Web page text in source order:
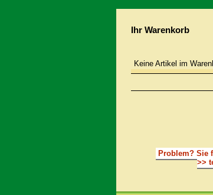
Ihr Warenkorb
Keine Artikel im
Problem?Sie
>>